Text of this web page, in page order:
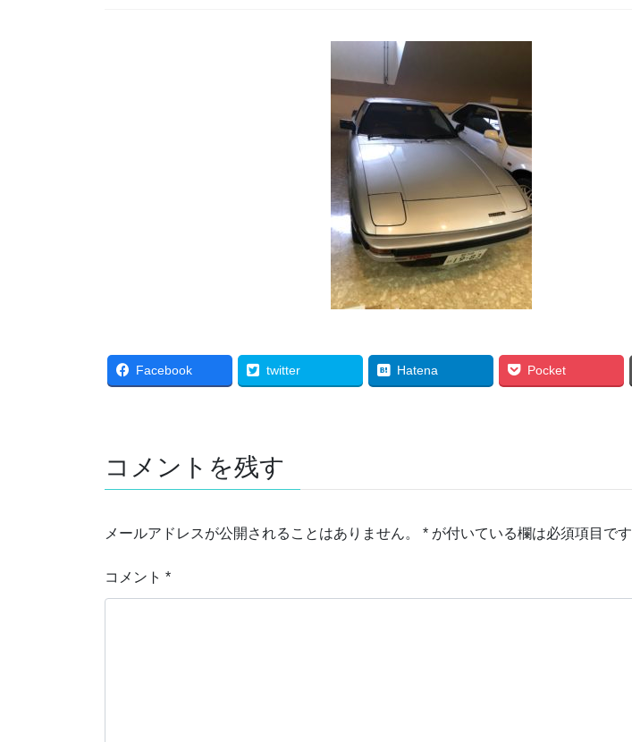
Facebook twitter Hatena Pocket
コメントを残す
メールアドレスが公開されることはありません。 * が付いている欄は必須項目です
コメント *